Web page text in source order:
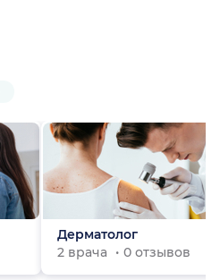
Дерматолог
2 врача
0 отзывов